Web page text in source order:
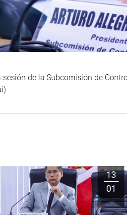
de la Subcomisión de
13
01